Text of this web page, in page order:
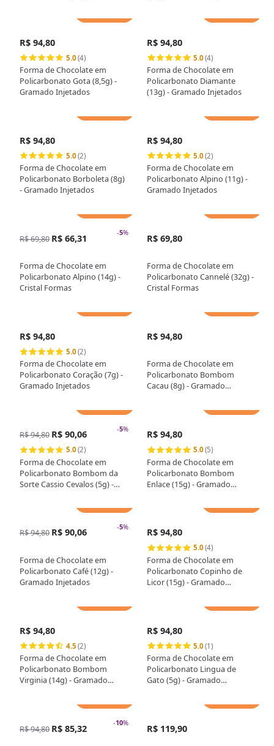
R$ 94,80
5.0(4)
Forma de Chocolate em
Policarbonato Gota (8,5g) -
Gramado Injetados
R$ 94,80
5.0(4)
Forma de Chocolate em
Policarbonato Diamante
(13g) - Gramado Injetados
R$ 94,80
5.0(2)
Forma de Chocolate em
Policarbonato Borboleta (8g)
- Gramado Injetados
R$ 94,80
5.0(2)
Forma de Chocolate em
Policarbonato Alpino (11g) -
Gramado Injetados
-5%
R$ 69,80 R$ 66,31
Forma de Chocolate em
Policarbonato Alpino (14g) -
Cristal Formas
R$ 69,80
Forma de Chocolate em
Policarbonato Cannelé (32g) -
Cristal Formas
R$ 94,80
5.0(2)
Forma de Chocolate em
Policarbonato Coração (7g) -
Gramado Injetados
R$ 94,80
Forma de Chocolate em
Policarbonato Bombom
Cacau (8g) - Gramado
-5%
R$ 94,80 R$ 90,06
5.0(2)
Forma de Chocolate em
Policarbonato Bombom da
Sorte Cassio Cevalos (5g) -
R$ 94,80
5.0(5)
Forma de Chocolate em
Policarbonato Bombom
Enlace (15g) - Gramado
-5%
R$ 94,80 R$ 90,06
Forma de Chocolate em
Policarbonato Café (12g) -
Gramado Injetados
R$ 94,80
5.0(4)
Forma de Chocolate em
Policarbonato Copinho de
Licor (15g) - Gramado
R$ 94,80
4.5 (2)
Forma de Chocolate em
Policarbonato Bombom
Virginia (14g) - Gramado
R$ 94,80
5.0(1)
Forma de Chocolate em
Policarbonato Lingua de
Gato (5g) - Gramado
-10%
R$ 94,80 R$ 85,32 R$ 119,90